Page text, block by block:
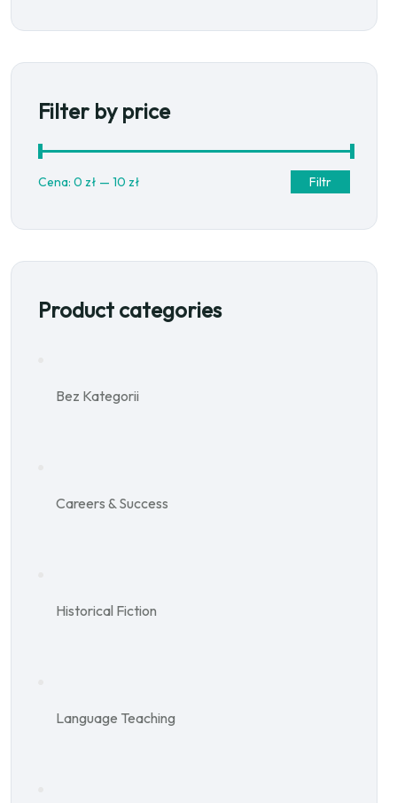
Filter by price
Cena: 0 zł — 10 zł Filtr
Product categories
Bez Kategorii
Careers & Success
Historical Fiction
Language Teaching